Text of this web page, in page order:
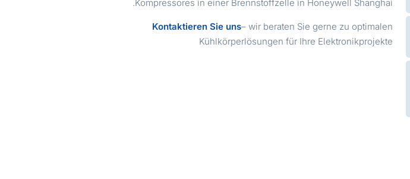
Kompressores in einer Brennstoffzelle in Honeywell Shanghai.
Kontaktieren Sie uns– wir beraten Sie gerne zu optimalen
Kühlkörperlösungen für Ihre Elektronikprojekte